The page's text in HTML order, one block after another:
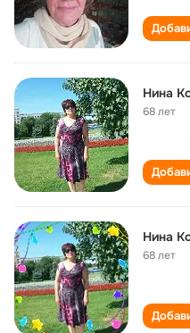
Нина
68 лет
Нина
68 лет